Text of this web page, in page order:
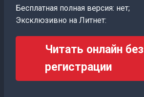
Бесплатная полная версия: нет;
Эксклюзивно на Литнет:
Читать онлайн без
регистрации